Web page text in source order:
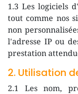
1.3 Les logiciels
tout comme nos
non
l'adresse IP ou
prestation
2. Utilisation
2.1 Les nom,